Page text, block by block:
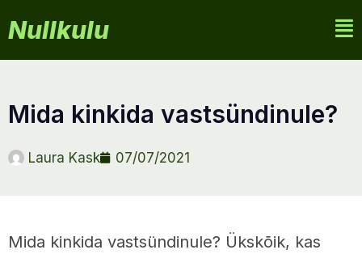
Nullkulu
mida kinkida vastsündinule?
Laura Kask 07/07/2021
Mida kinkida vastsündinule? Ükskõik, kas